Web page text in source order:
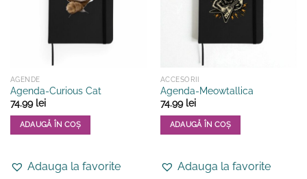
AGENDE
Agenda-Curious Cat
74.99 lei
ADAUGĂ ÎN COȘ
Adauga la favorite
ACCESORII
Agenda-Meowtallica
74.99 lei
ADAUGĂ ÎN COȘ
Adauga la favorite